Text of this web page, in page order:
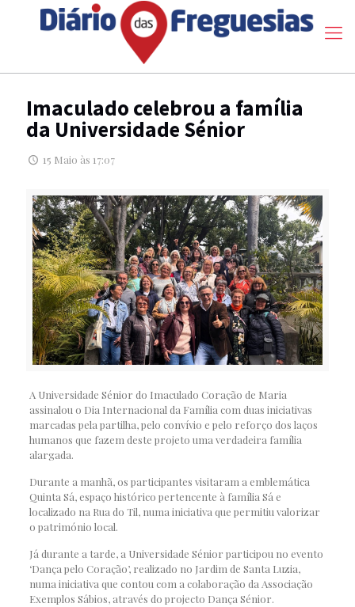
Imaculado celebrou a família
da Universidade Sénior
15 Maio às 17:07
A Universidade Sénior do Imaculado Coração de Maria
assinalou o Dia Internacional da Família com duas iniciativas
marcadas pela partilha, pelo convívio e pelo reforço dos laços
humanos que fazem deste projeto uma verdadeira família
alargada.
Durante a manhã, os participantes visitaram a emblemática
Quinta Sá, espaço histórico pertencente à família Sá e
localizado na Rua do Til, numa iniciativa que permitiu valorizar
o património local.
Já durante a tarde, a Universidade Sénior participou no evento
‘Dança pelo Coração’, realizado no Jardim de Santa Luzia,
numa iniciativa que contou com a colaboração da Associação
Exemplos Sábios, através do projecto Dança Sénior.